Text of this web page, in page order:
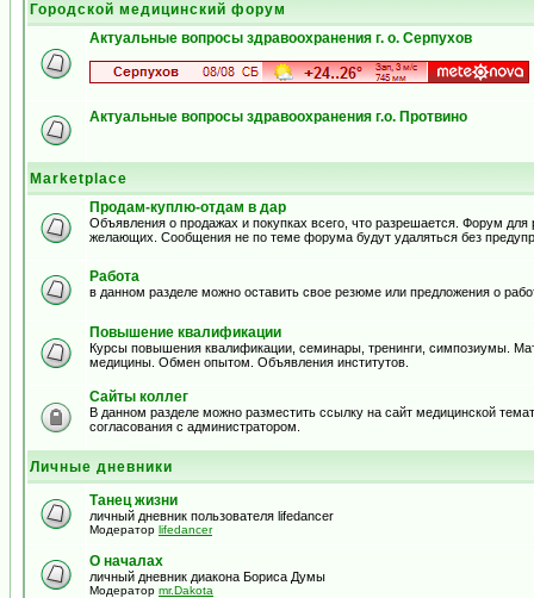
Городской медицинский форум
Актуальные вопросы здравоохранения г. о. Серпухов
Актуальные вопросы здравоохранения г.о. Протвино
Marketplace
Продам-куплю-отдам в дар
Объявления о продажах и покупках всего, что разрешается. Форум
желающих. Сообщения не по теме форума будут удаляться без
Работа
в данном разделе можно оставить свое резюме или предложения о
Повышение квалификации
Курсы повышения квалификации, семинары, тренинги, симпозиумы.
медицины. Обмен опытом. Объявления институтов.
Сайты коллег
В данном разделе можно разместить ссылку на сайт медицинской
согласования с администратором.
Личные дневники
Танец жизни
личный дневник пользователя lifedancer
Модератор lifedancer
О началах
личный дневник диакона Бориса Думы
Модератор mr.Dakota